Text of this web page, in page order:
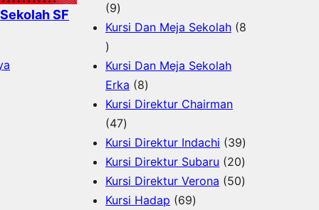
SF
k
u
d
k
o
u
99
P
o
d
u
k
Kursi Dan Meja Sekolah 8
8
P
r
o
d
u
k
Kursi Dan Meja Sekolah
Erka
88
P
o
d
u
k
Kursi Direktur Chairman
474
7
P
r
o
Kursi Direktur Indachi 393
9
P
Kursi Direktur Subaru 202
0
Kursi Direktur Verona 505
Kursi Hadap 696